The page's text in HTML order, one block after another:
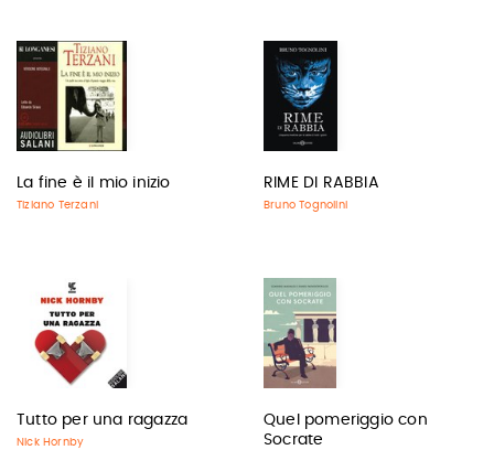
La fine è il mio inizio
Tiziano Terzani
RIME DI RABBIA
Bruno Tognolini
Tutto per una ragazza
Nick Hornby
Quel pomeriggio con
Socrate